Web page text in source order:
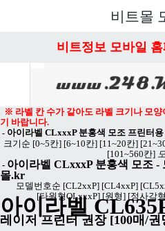
비트몰
비트정보 모바일
※ 라벨 칸 수가 같아도 라벨 크기나 모
기 바랍니다.
- 아이라벨 CLxxxP 분홍색 모조 프린터
크기순 [0~5칸] [6~10칸] [11~20칸]
[101~560칸]
- 아이라벨 CLxxxP 분홍색 모조 -
몰.kr
모델번호순 [CL2xxP] [CL4xxP]
[타원형OLxxxP] [원형] [정사각
아이라벨
레이저 프린터 권장 [100매/